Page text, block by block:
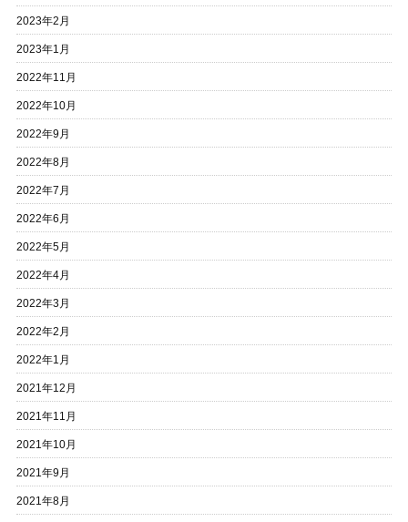
2023年2月
2023年1月
2022年11月
2022年10月
2022年9月
2022年8月
2022年7月
2022年6月
2022年5月
2022年4月
2022年3月
2022年2月
2022年1月
2021年12月
2021年11月
2021年10月
2021年9月
2021年8月